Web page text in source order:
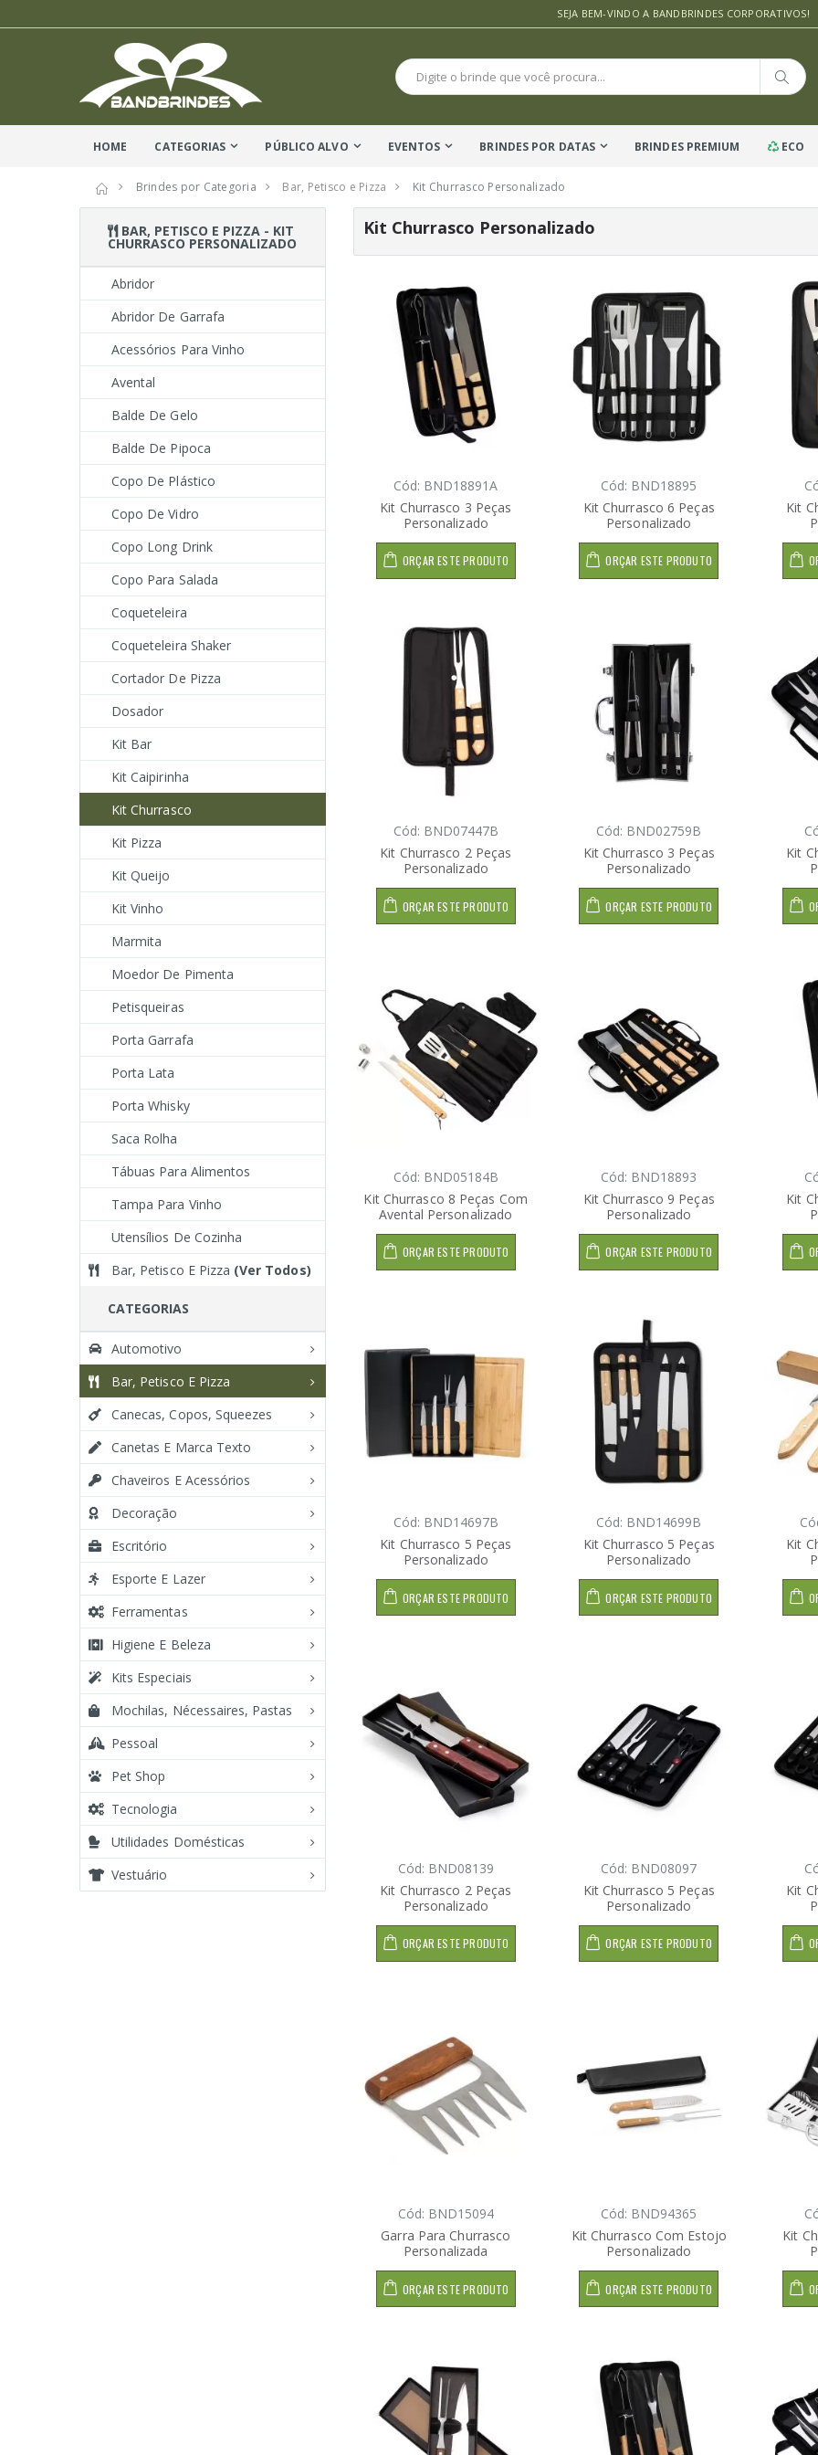
SEJA BEM-VINDO A BANDBRINDES CORPORATIVOS!
HOME CATEGORIAS PÚBLICO ALVO EVENTOS BRINDES POR DATAS BRINDES PREMIUM ECO
Brindes por Categoria Bar, Petisco e Pizza Kit Churrasco Personalizado
Kit Churrasco Personalizado
Cód: BND18891A
Kit Churrasco 3 Peças
Personalizado
ORÇAR ESTE PRODUTO
Cód: BND18895
Kit Churrasco 6 Peças
Personalizado
ORÇAR ESTE PRODUTO
Kit
Cód: BND07447B
Kit Churrasco 2 Peças
Personalizado
ORÇAR ESTE PRODUTO
Cód: BND02759B
Kit Churrasco 3 Peças
Personalizado
ORÇAR ESTE PRODUTO
Kit
Cód: BND05184B
Kit Churrasco 8 Peças Com
Avental Personalizado
ORÇAR ESTE PRODUTO
Cód: BND18893
Kit Churrasco 9 Peças
Personalizado
ORÇAR ESTE PRODUTO
Kit
Cód: BND14697B
Kit Churrasco 5 Peças
Personalizado
ORÇAR ESTE PRODUTO
Cód: BND14699B
Kit Churrasco 5 Peças
Personalizado
ORÇAR ESTE PRODUTO
Kit
Cód: BND08139
Kit Churrasco 2 Peças
Personalizado
ORÇAR ESTE PRODUTO
Cód: BND08097
Kit Churrasco 5 Peças
Personalizado
ORÇAR ESTE PRODUTO
Kit
Cód: BND15094
Garra Para Churrasco
Personalizada
ORÇAR ESTE PRODUTO
Cód: BND94365
Kit Churrasco Com Estojo
Personalizado
ORÇAR ESTE PRODUTO
Kit
BAR, PETISCO E PIZZA - KIT
CHURRASCO PERSONALIZADO
Abridor
Abridor De Garrafa
Acessórios Para Vinho
Avental
Balde De Gelo
Balde De Pipoca
Copo De Plástico
Copo De Vidro
Copo Long Drink
Copo Para Salada
Coqueteleira
Coqueteleira Shaker
Cortador De Pizza
Dosador
Kit Bar
Kit Caipirinha
Kit Churrasco
Kit Pizza
Kit Queijo
Kit Vinho
Marmita
Moedor De Pimenta
Petisqueiras
Porta Garrafa
Porta Lata
Porta Whisky
Saca Rolha
Tábuas Para Alimentos
Tampa Para Vinho
Utensílios De Cozinha
Bar, Petisco E Pizza (Ver Todos)
CATEGORIAS
Automotivo
Bar, Petisco E Pizza
Canecas, Copos, Squeezes
Canetas E Marca Texto
Chaveiros E Acessórios
Decoração
Escritório
Esporte E Lazer
Ferramentas
Higiene E Beleza
Kits Especiais
Mochilas, Nécessaires, Pastas
Pessoal
Pet Shop
Tecnologia
Utilidades Domésticas
Vestuário